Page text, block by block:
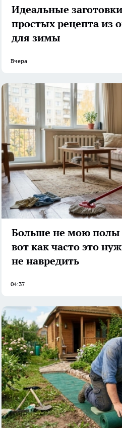
Идеальные
простых рецепта из
для зимы
Вчера
Больше не мою
вот как часто это
не навредить
04:37